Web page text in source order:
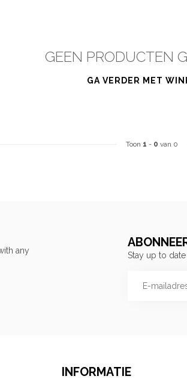
GEEN PRODUCTEN
GA VERDER MET
Toon 1 - 0 van 0
any
Stay up to
INFORMATIE